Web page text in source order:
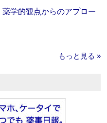
学的観点からのアプロー
もっと見る »